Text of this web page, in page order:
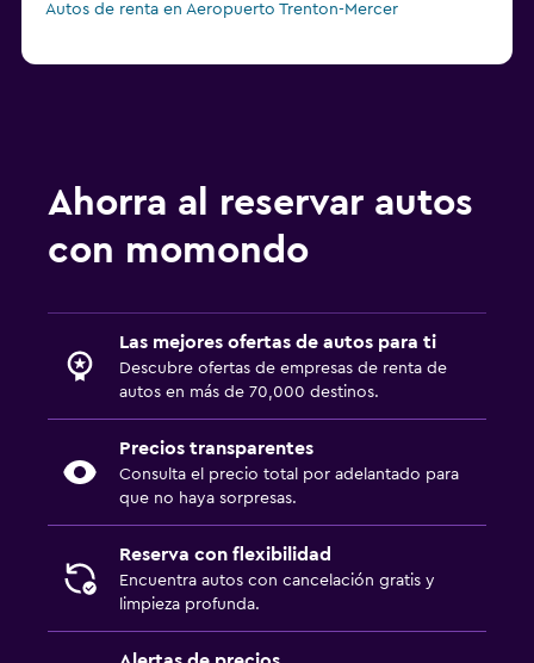
Autos de renta en Aeropuerto Trenton-Mercer
Ahorra al reservar autos
con momondo
Las mejores ofertas de autos para ti
Descubre ofertas de empresas de renta de
autos en más de 70,000 destinos.
Precios transparentes
Consulta el precio total por adelantado para
que no haya sorpresas.
Reserva con flexibilidad
Encuentra autos con cancelación gratis y
limpieza profunda.